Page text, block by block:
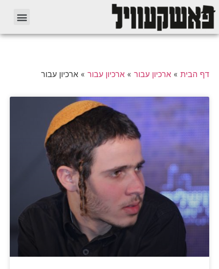
דף הבית » ארכיון עבור » ארכיון עבור » ארכיון עבור